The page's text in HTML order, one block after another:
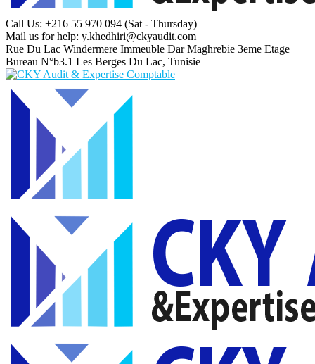
Call Us: +216 55 970 094 (Sat - Thursday)
Mail us for help: y.khedhiri@ckyaudit.com
Rue Du Lac Windermere Immeuble Dar Maghrebie 3eme Etage
Bureau N°b3.1 Les Berges Du Lac, Tunisie